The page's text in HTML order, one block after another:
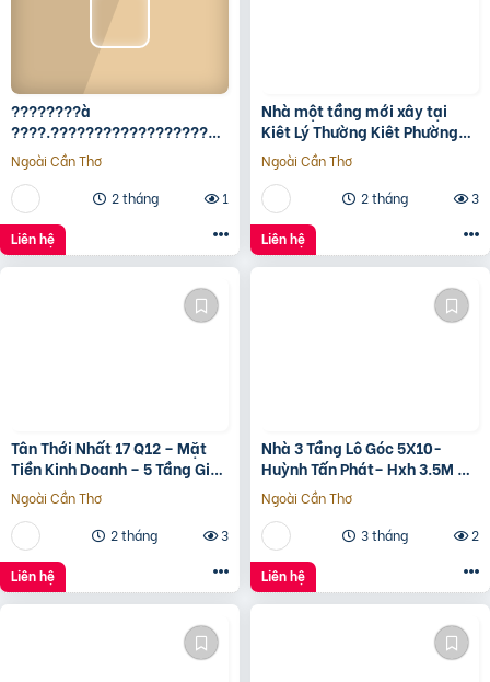
????????à
????.????????????????????,
???????????????? ????
ộ???? ????????ấ????, ????
ó???? ???? ????ặ????
????????ề????
????????????, ????????á
????.???? ????ỷ
Ngoài Cần Thơ
2 tháng
1
Liên hệ
Nhà một tầng mới xây tại
Kiêt Lý Thường Kiêt Phường
nam Đông Hà Quảng Trị
Ngoài Cần Thơ
2 tháng
3
Liên hệ
Tân Thới Nhất 17 Q12 – Mặt
Tiền Kinh Doanh – 5 Tầng Giá
13.6 Tỷ
Ngoài Cần Thơ
2 tháng
3
Liên hệ
Nhà 3 Tầng Lô Góc 5X10-
Huỳnh Tấn Phát– Hxh 3.5M –
Kinh Doanh Tốt – Shr Hoàn
Công Đủ- Giá 3 Tỷ Hơn.
Ngoài Cần Thơ
3 tháng
2
Liên hệ